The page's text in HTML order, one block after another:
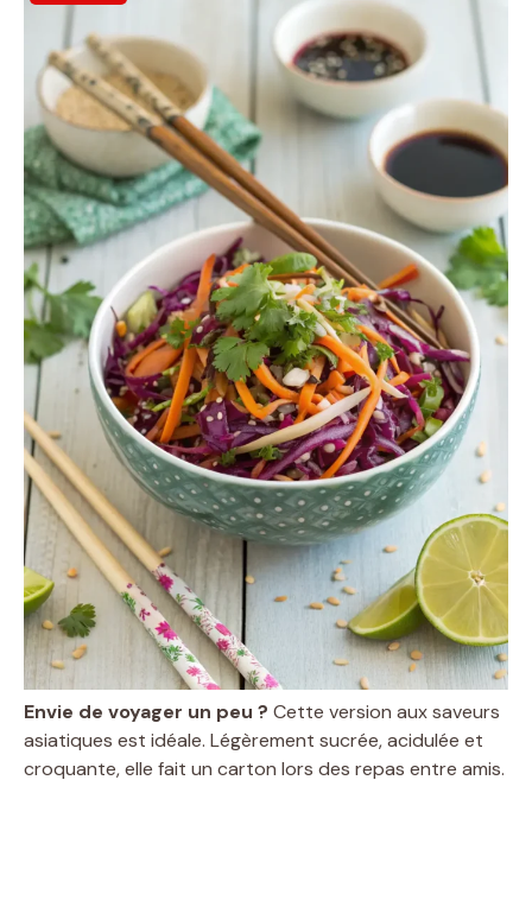
Envie de voyager un peu ? Cette version aux saveurs
asiatiques est idéale. Légèrement sucrée, acidulée et
croquante, elle fait un carton lors des repas entre amis.